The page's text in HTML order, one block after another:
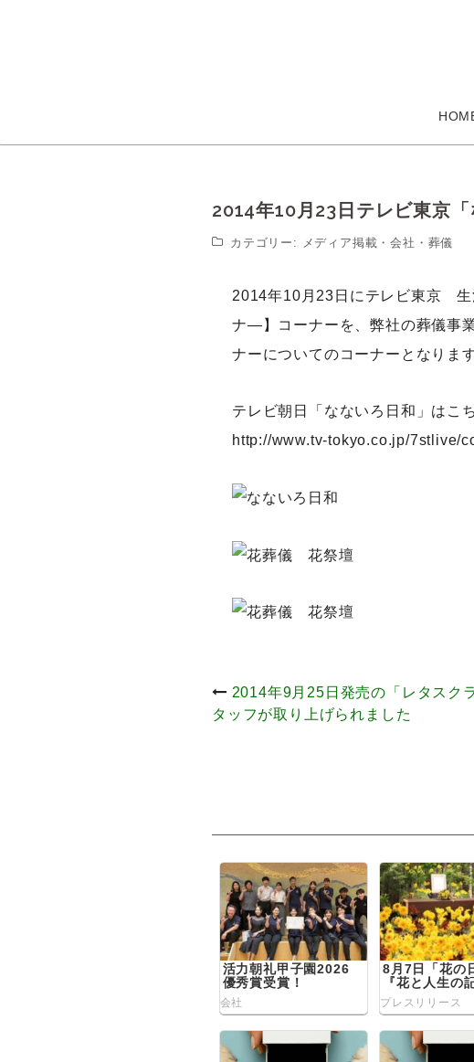
ス
2014年10月23日テレビ東京
カテゴリー: メディア掲載 ・会社 ・ 葬儀
2014年10月23日にテレビ東京
ナ―】コーナーを、弊社の葬儀事
ナーについてのコーナーとなりま
テレビ朝日「なないろ日和」はこ
http://www.tv-tokyo.co.jp/7stlive/
投
ビ
ゲ
ー
シ
ョ
ン
2014年9月25日発売の「レタスク
タッフが取り上げられました
活力朝礼甲子園2026
優秀賞受賞！
会社
8月7日「花の
『花と人生の
査』を発表
プレスリリース